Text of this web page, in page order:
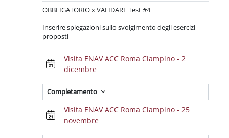
OBBLIGATORIO x VALIDARE Test #4
Inserire spiegazioni sullo svolgimento degli esercizi
proposti
Visita ENAV ACC Roma Ciampino - 2
dicembrePrenotazione
Completamento
Visita ENAV ACC Roma Ciampino - 25
novembrePrenotazione